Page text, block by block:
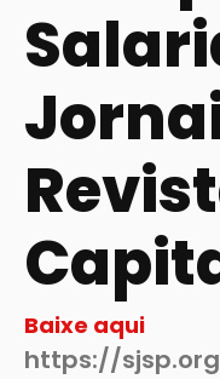
Baixe aqui
https://